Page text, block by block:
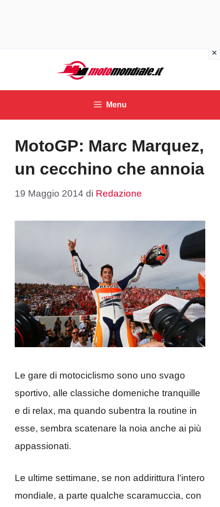
contenuto
Menu
MotoGP: Marc Marquez,
un cecchino che annoia
19 Maggio 2014 di Redazione
Le gare di motociclismo sono uno svago
sportivo, alle classiche domeniche tranquille
e di relax, ma quando subentra la routine in
esse, sembra scatenare la noia anche ai più
appassionati.
Le ultime settimane, se non addirittura l’intero
mondiale, a parte qualche scaramuccia, con